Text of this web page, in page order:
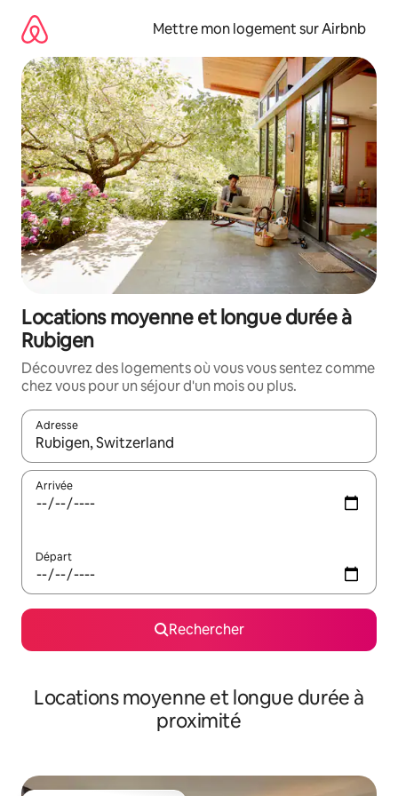
directement
contenu
Mettre mon logement sur Airbnb
Locations moyenne et longue durée à
Rubigen
Découvrez des logements où vous vous sentez comme
chez vous pour un séjour d'un mois ou plus.
Adresse
Lorsque les résultats s'affichent, utilisez les flèches vers le
Arrivée
Départ
Rechercher
Locations moyenne et longue durée à
proximité